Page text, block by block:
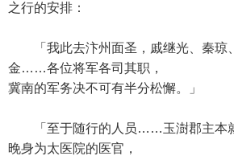
之行的安排：
「我此去汴州面圣，戚继光、秦琼
金……各位将军各司其职，
冀南的军务决不可有半分松懈。」
「至于随行的人员……玉澍郡主本
晚身为太医院的医官，